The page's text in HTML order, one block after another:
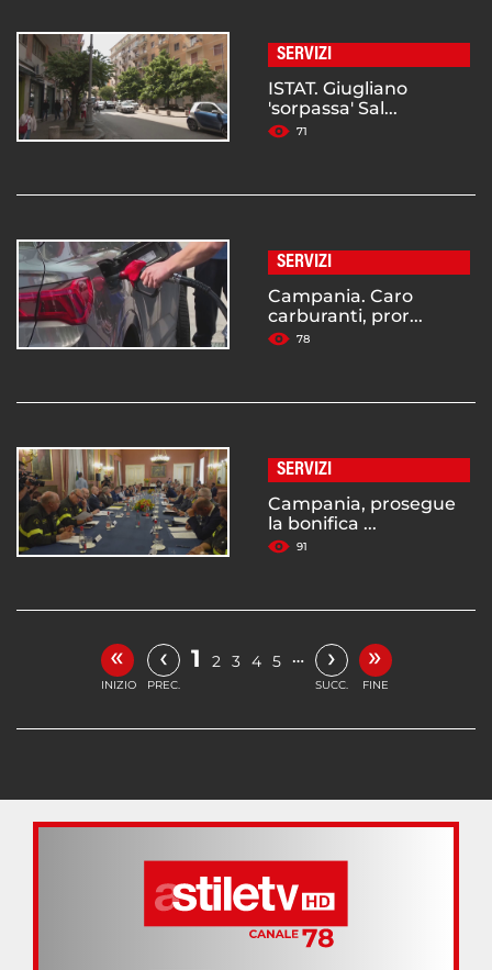
SERVIZI
ISTAT. Giugliano
'sorpassa' Sal...
71
SERVIZI
Campania. Caro
carburanti, pror...
78
SERVIZI
Campania, prosegue
la bonifica ...
91
«
INIZIO
‹
PREC.
1 2 3 4 5 … ›
SUCC.
»
FINE